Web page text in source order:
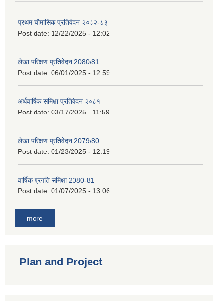
प्रथम चौमासिक प्रतिवेदन २०८२-८३
Post date: 12/22/2025 - 12:02
लेखा परिक्षण प्रतिवेदन 2080/81
Post date: 06/01/2025 - 12:59
अर्धवार्षिक समिक्षा प्रतिवेदन २०८१
Post date: 03/17/2025 - 11:59
लेखा परिक्षण प्रतिवेदन 2079/80
Post date: 01/23/2025 - 12:19
वार्षिक प्रगति समिक्षा 2080-81
Post date: 01/07/2025 - 13:06
more
Plan and Project